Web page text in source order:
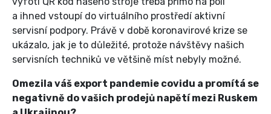
a ihned vstoupí do virtuálního prostředí aktivní
servisní podpory. Právě v době koronavirové krize se
ukázalo, jak je to důležité, protože návštěvy našich
servisních techniků ve většině míst nebyly možné.
Omezila váš export pandemie covidu a promítá se
negativně do vašich prodejů napětí mezi Ruskem